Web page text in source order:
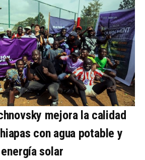
mejora la calidad
con agua potable y
energía solar